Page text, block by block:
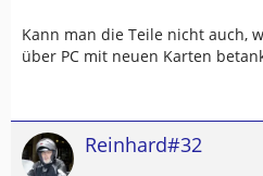
Kann man die Teile nicht auch,
über PC mit neuen Karten
Reinhard#32